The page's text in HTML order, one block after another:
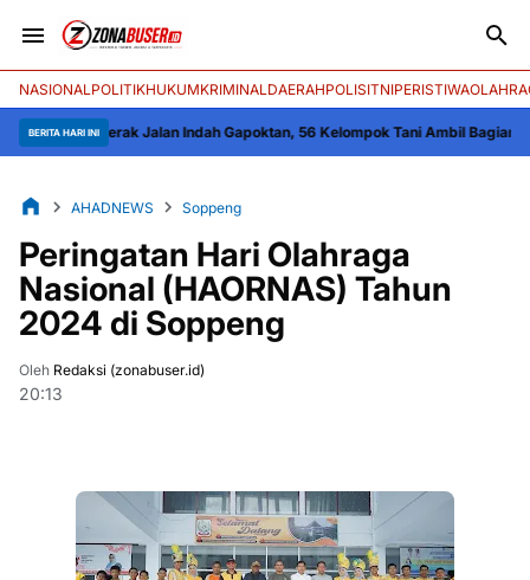
NASIONALPOLITIKHUKUMKRIMINALDAERAHPOLISITNIPERISTIWA
BERITA HARI INI
Jalan Indah Gapoktan, 56 Kelompok Tani Ambil BagianPolres Wajo
AHADNEWS Soppeng
Peringatan Hari Olahraga
Nasional (HAORNAS) Tahun
2024 di Soppeng
Oleh Redaksi (zonabuser.id)
20:13